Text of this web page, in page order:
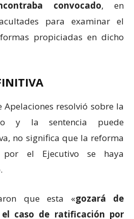
convocado, en
para examinar el
propiciadas en dicho
Apelaciones resolvió sobre la
y la sentencia puede
no significa que la reforma
por el Ejecutivo se haya
que esta «gozará de
caso de ratificación por